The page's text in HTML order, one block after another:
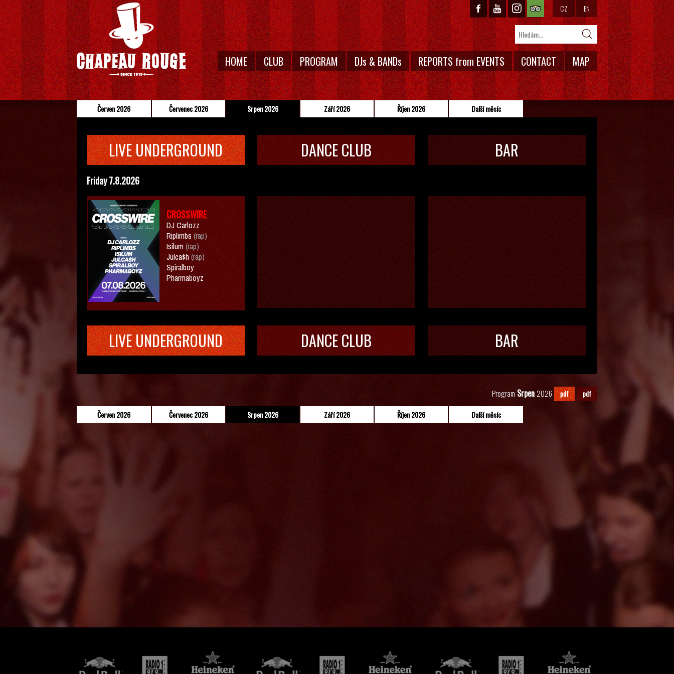
HOME CLUB PROGRAM DJs & BANDs REPORTS from EVENTS CONTACT MAP
CZ EN
Červen 2026 Červenec 2026 Srpen 2026 Září 2026 Říjen 2026 Další měsíc
LIVE UNDERGROUND DANCE CLUB BAR
Friday 7.8.2026
CROSSWIRE
DJ Carlozz
Riplimbs (rap)
Isilum(rap)
Julca$h(rap)
Spiralboy
Pharmaboyz
LIVE UNDERGROUND DANCE CLUB BAR
Program Srpen 2026 pdf pdf
Červen 2026 Červenec 2026 Srpen 2026 Září 2026 Říjen 2026 Další měsíc